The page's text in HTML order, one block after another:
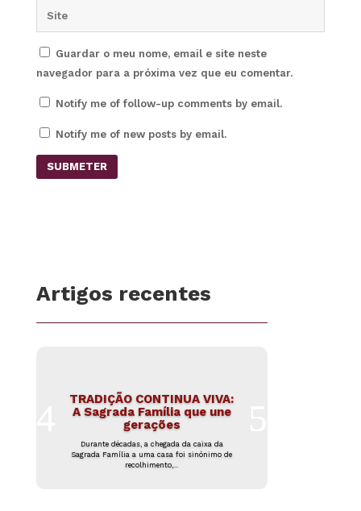
Guardar o meu nome, email e site neste
navegador para a próxima vez que eu comentar.
Notify me of follow-up comments by email.
Notify me of new posts by email.
SUBMETER
Artigos recentes
TRADIÇÃO CONTINUA VIVA:
A Sagrada Família que une
gerações
Durante décadas, a chegada da caixa da
Sagrada Família a uma casa foi sinónimo de
recolhimento,...